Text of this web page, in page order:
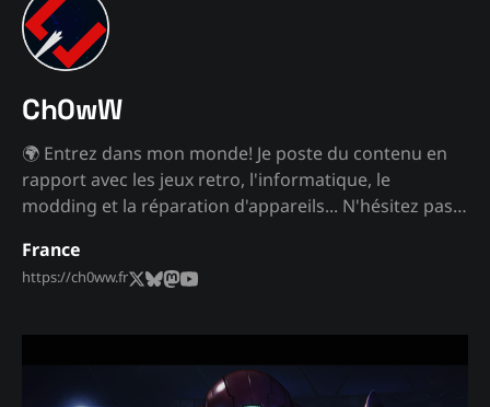
Ch0wW
🌍 Entrez dans mon monde! Je poste du contenu en
rapport avec les jeux retro, l'informatique, le
modding et la réparation d'appareils... N'hésitez pas à
France
https://ch0ww.fr